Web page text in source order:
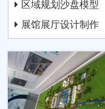
区域规划沙盘模型
展馆展厅设计制作